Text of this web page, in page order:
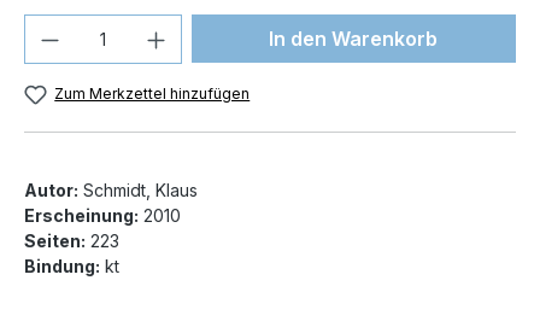
Produkt Anzahl: Gib denIn den Warenkorb
Zum Merkzettel hinzufügen
Autor: Schmidt, Klaus
Erscheinung: 2010
Seiten: 223
Bindung: kt